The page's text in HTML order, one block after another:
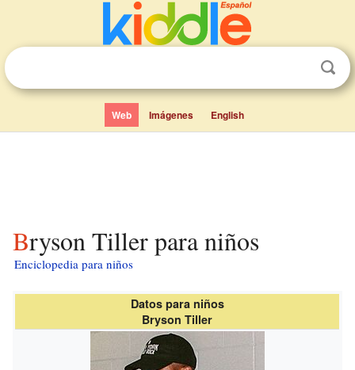
Web Imágenes English
Bryson Tiller para niños
Enciclopedia para niños
Datos para niños
Bryson Tiller